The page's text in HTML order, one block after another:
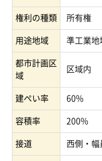
権利の種類 所有権
用途地域 準工業地
都市計画区
域
区域内
建ぺい率 60%
容積率 200%
接道 西側・幅